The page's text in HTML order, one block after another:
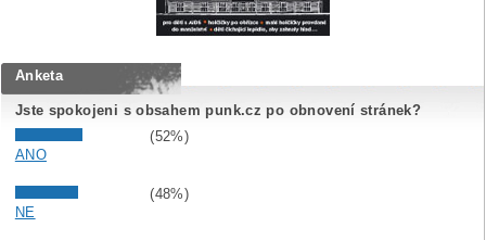
Anketa
Jste spokojeni s obsahem punk.cz po obnovení stránek?
(52%)
ANO
(48%)
NE